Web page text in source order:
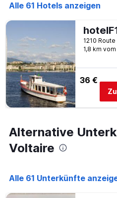
der
Tage
dem
Aufenthalt
anzeigt
Das
Diagramm
hat
1
Y-
den
durchschnittlichen
Zimmerpreis
Alle 61 Hotels anzeigen
1,8 km
36 €
Alternative
Voltaire
Alle 61 Unterkünfte